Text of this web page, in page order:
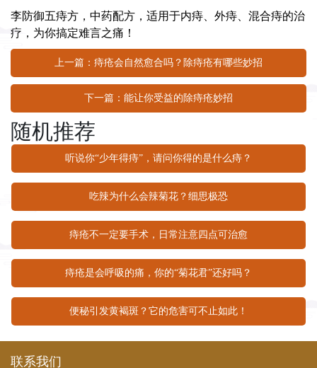
李防御五痔方 ，中药配方，适用于内痔、外痔、混合痔的治
疗，为你搞定难言之痛！
上一篇：痔疮会自然愈合吗？除痔疮有哪些妙招
下一篇：能让你受益的除痔疮妙招
随机推荐
听说你“少年得痔”，请问你得的是什么痔？
吃辣为什么会辣菊花？细思极恐
痔疮不一定要手术，日常注意四点可治愈
痔疮是会呼吸的痛，你的“菊花君”还好吗？
便秘引发黄褐斑？它的危害可不止如此！
联系我们